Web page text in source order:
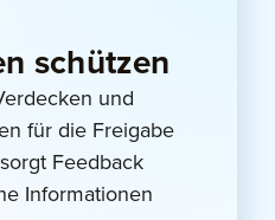
schützen
und
für die Freigabe
Feedback
Informationen